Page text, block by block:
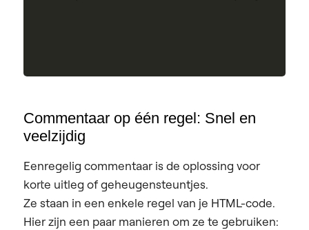
Commentaar op één regel: Snel en
veelzijdig
Eenregelig commentaar is de oplossing voor
korte uitleg of geheugensteuntjes.
Ze staan in een enkele regel van je HTML-code.
Hier zijn een paar manieren om ze te gebruiken: